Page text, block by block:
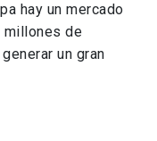
hay un mercado
millones de
un gran